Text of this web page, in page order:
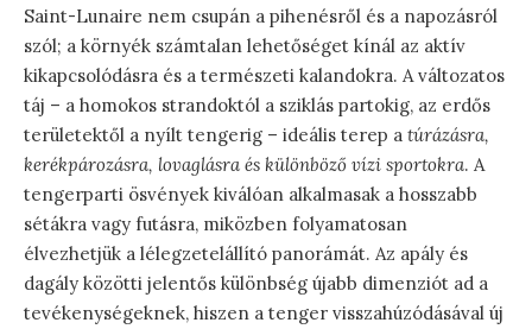
Saint-Lunaire nem csupán a pihenésről és a napozásról
szól; a környék számtalan lehetőséget kínál az aktív
kikapcsolódásra és a természeti kalandokra. A változatos
táj – a homokos strandoktól a sziklás partokig, az erdős
területektől a nyílt tengerig – ideális terep a túrázásra,
kerékpározásra, lovaglásra és különböző vízi sportokra. A
tengerparti ösvények kiválóan alkalmasak a hosszabb
sétákra vagy futásra, miközben folyamatosan
élvezhetjük a lélegzetelállító panorámát. Az apály és
dagály közötti jelentős különbség újabb dimenziót ad a
tevékenységeknek, hiszen a tenger visszahúzódásával új